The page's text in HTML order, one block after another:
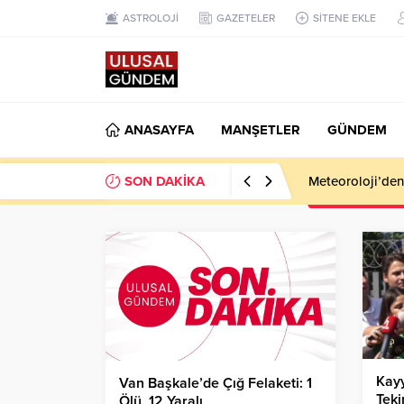
ASTROLOJİ GAZETELER SİTENE EKLE
ANASAYFA MANŞETLER GÜNDEM
SON DAKİKA
Van Başkale’de Çığ Felaketi: 1